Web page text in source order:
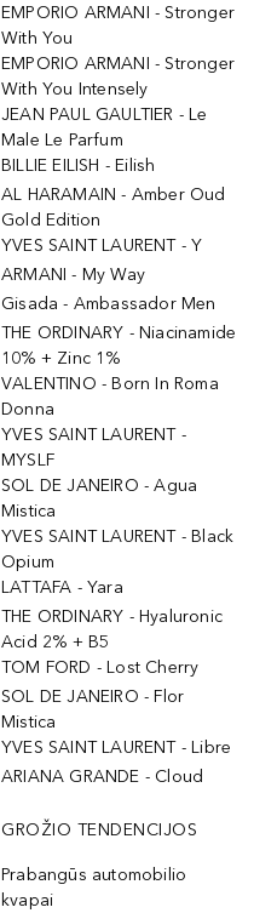
EMPORIO ARMANI - Stronger
With You
EMPORIO ARMANI - Stronger
With You Intensely
JEAN PAUL GAULTIER - Le
Male Le Parfum
BILLIE EILISH - Eilish
AL HARAMAIN - Amber Oud
Gold Edition
YVES SAINT LAURENT - Y
ARMANI - My Way
Gisada - Ambassador Men
THE ORDINARY - Niacinamide
10% + Zinc 1%
VALENTINO - Born In Roma
Donna
YVES SAINT LAURENT -
MYSLF
SOL DE JANEIRO - Agua
Mistica
YVES SAINT LAURENT - Black
Opium
LATTAFA - Yara
THE ORDINARY - Hyaluronic
Acid 2% + B5
TOM FORD - Lost Cherry
SOL DE JANEIRO - Flor
Mistica
YVES SAINT LAURENT - Libre
ARIANA GRANDE - Cloud
GROŽIO TENDENCIJOS
Prabangūs automobilio
kvapai